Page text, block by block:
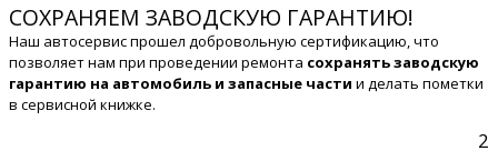
СОХРАНЯЕМ ЗАВОДСКУЮ ГАРАНТИЮ!
Наш автосервис прошел добровольную сертификацию, что
позволяет нам при проведении ремонта сохранять заводскую
гарантию на автомобиль и запасные части и делать пометки
в сервисной книжке.
2